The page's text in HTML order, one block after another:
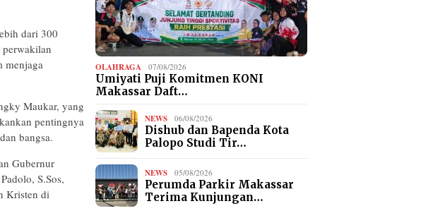
dari 300
perwakilan
menjaga
Maukar, yang
pentingnya
bangsa.
Gubernur
S.Sos,
Kristen di
OLAHRAGA 07/08/2026
Umiyati Puji Komitmen KONI
Makassar Daft…
NEWS 06/08/2026
Dishub dan Bapenda Kota
Palopo Studi Tir…
NEWS 05/08/2026
Perumda Parkir Makassar
Terima Kunjungan…